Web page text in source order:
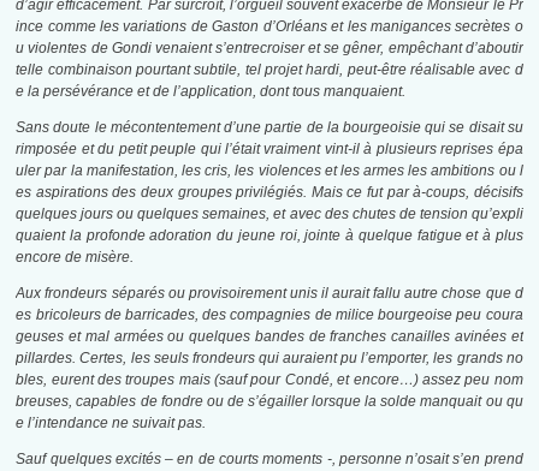
d’agir efficacement. Par surcroît, l’orgueil souvent exacerbé de Monsieur le Pr
ince comme les variations de Gaston d’Orléans et les manigances secrètes o
u violentes de Gondi venaient s’entrecroiser et se gêner, empêchant d’aboutir
telle combinaison pourtant subtile, tel projet hardi, peut-être réalisable avec d
e la persévérance et de l’application, dont tous manquaient.
Sans doute le mécontentement d’une partie de la bourgeoisie qui se disait su
rimposée et du petit peuple qui l’était vraiment vint-il à plusieurs reprises épa
uler par la manifestation, les cris, les violences et les armes les ambitions ou l
es aspirations des deux groupes privilégiés. Mais ce fut par à-coups, décisifs
quelques jours ou quelques semaines, et avec des chutes de tension qu’expli
quaient la profonde adoration du jeune roi, jointe à quelque fatigue et à plus
encore de misère.
Aux frondeurs séparés ou provisoirement unis il aurait fallu autre chose que d
es bricoleurs de barricades, des compagnies de milice bourgeoise peu coura
geuses et mal armées ou quelques bandes de franches canailles avinées et
pillardes. Certes, les seuls frondeurs qui auraient pu l’emporter, les grands no
bles, eurent des troupes mais (sauf pour Condé, et encore…) assez peu nom
breuses, capables de fondre ou de s’égailler lorsque la solde manquait ou qu
e l’intendance ne suivait pas.
Sauf quelques excités – en de courts moments -, personne n’osait s’en prend